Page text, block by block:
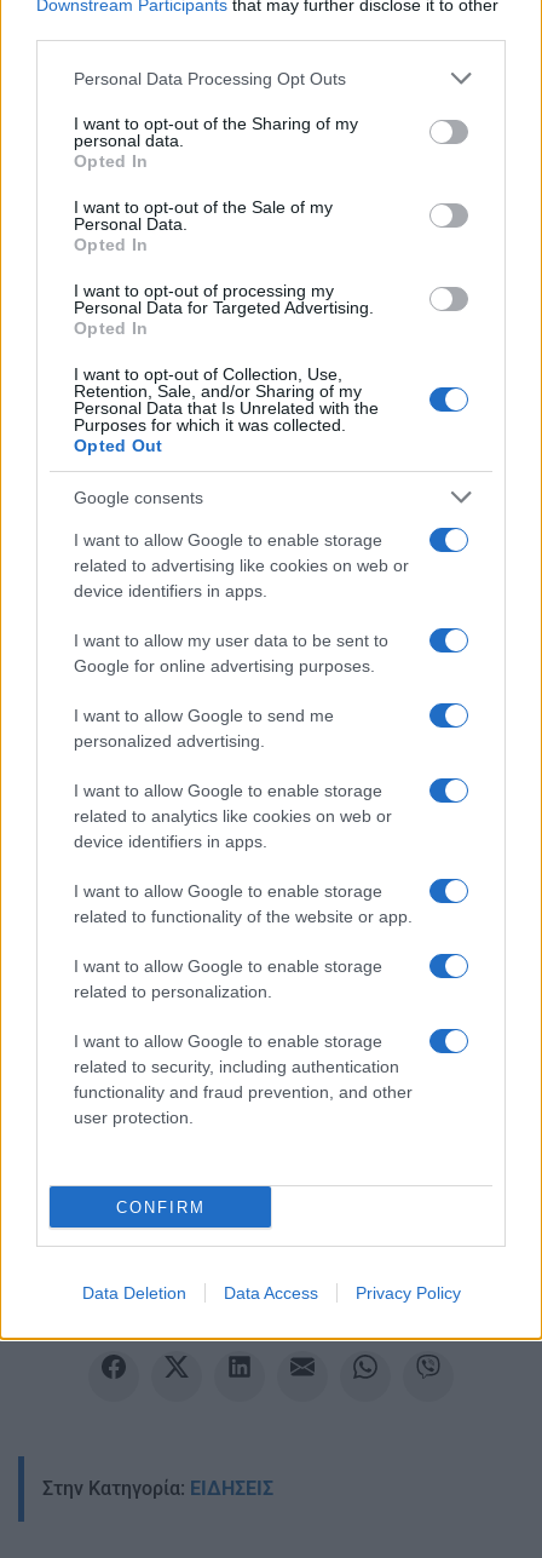
Downstream Participants that may further disclose it to other
Please note that this website/app uses one or more Google
not limited to your visit or usage behaviour. You may click to
grant or deny consent to Google and its third-party tags to
use your data for below specified purposes in below Google
consent section.
Personal Data Processing Opt Outs
I want to opt-out of the Sharing of my
personal data.
Opted In
I want to opt-out of the Sale of my
Personal Data.
Opted In
I want to opt-out of processing my
Personal Data for Targeted Advertising.
Opted In
I want to opt-out of Collection, Use,
Retention, Sale, and/or Sharing of my
Personal Data that Is Unrelated with the
Purposes for which it was collected.
Opted Out
Google consents
I want to allow Google to enable storage
related to advertising like cookies on web or
device identifiers in apps.
I want to allow my user data to be sent to
Google for online advertising purposes.
I want to allow Google to send me
personalized advertising.
I want to allow Google to enable storage
related to analytics like cookies on web or
device identifiers in apps.
I want to allow Google to enable storage
related to functionality of the website or app.
I want to allow Google to enable storage
related to personalization.
I want to allow Google to enable storage
related to security, including authentication
functionality and fraud prevention, and other
user protection.
CONFIRM
Data Deletion Data Access Privacy Policy
έπειτα από την αποφυλάκισή τους.
Με την ολοκλήρωση του προγράμματος, οι ωφελούμενοι
θα είναι σε θέση να αναγνωρίζουν την τεχνολογία
υλικών των κτιρίων, να εκτελούν επεμβάσεις
διορθωτικής συντήρησης-επισκευής, να εφαρμόζουν τις
κατάλληλες τεχνικές αποκατάστασης βλαβών στις
υδραυλικές και ηλεκτρομηχανολογικές εγκαταστάσεις
και να πραγματοποιούν απλές ξυλουργικές και
οικοδομικές εργασίες, χρησιμοποιώντας τα κατάλληλα
εργαλεία και υλικά.
Όπως αναφέρεται σε σχετική ανακοίνωση, η ΔΥΠΑ θέτει
ως προτεραιότητα τον σχεδιασμό και την υλοποίηση
καινοτόμων προγραμμάτων επαγγελματικής κατάρτισης
που απευθύνονται σε κρατούμενους, με στόχο την
ενίσχυση των γνώσεων και των δεξιοτήτων τους σε
επαγγελματικά πεδία που έχουν ζήτηση στην αγορά
εργασίας και την ουσιαστική υποστήριξή τους στο νέο
ξεκίνημά τους.
ανεργίας
TελευταίεςΕιδήσεις
στοiPaideia.gr
Στην Κατηγορία: ΕΙΔΗΣΕΙΣ